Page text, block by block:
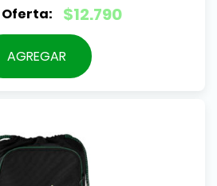
El
precio
original
$12.790
El
precio
actual
AGREGAR